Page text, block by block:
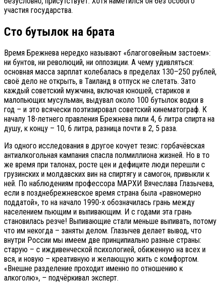
участия государства.
Сто бутылок на брата
Время Брежнева нередко называют «благоговейным застоем»:
ни бунтов, ни революций, ни оппозиции. А чему удивляться:
основная масса зарплат колебалась в пределах 130–250 рублей,
своё дело не открыть, в Таиланд в отпуск не слетать. Зато
каждый советский мужчина, включая юношей, стариков и
малопьющих мусульман, выдувал около 100 бутылок водки в
год – и это всячески поэтизировал советский кинематограф. К
началу 18-летнего правления Брежнева пили 4, 6 литра спирта на
душу, к концу – 10, 6 литра, разница почти в 2, 5 раза.
Из одного исследования в другое кочует тезис: горбачёвская
антиалкогольная кампания спасла полмиллиона жизней. Но в то
же время при талонах, росте цен и дефиците люди перешли с
грузинских и молдавских вин на спиртягу и самогон, привыкли к
ней. По наблюдениям профессора МАРХИ Вячеслава Глазычева,
если в позднебрежневское время страна была «равномерно
поддатой», то на начало 1990-х обозначилась грань между
населением пьющим и выпивающим. И с годами эта грань
становилась резче! Выпивающие стали меньше выпивать, потому
что им некогда – заняты делом. Глазычев делает вывод, что
внутри России мы имеем две принципиально разные страны:
старую – с иждивенческой психологией, обиженную на всех и
вся, и новую – креативную и желающую жить с комфортом.
«Внешне разделение проходит именно по отношению к
алкоголю», – подчёркивал эксперт.